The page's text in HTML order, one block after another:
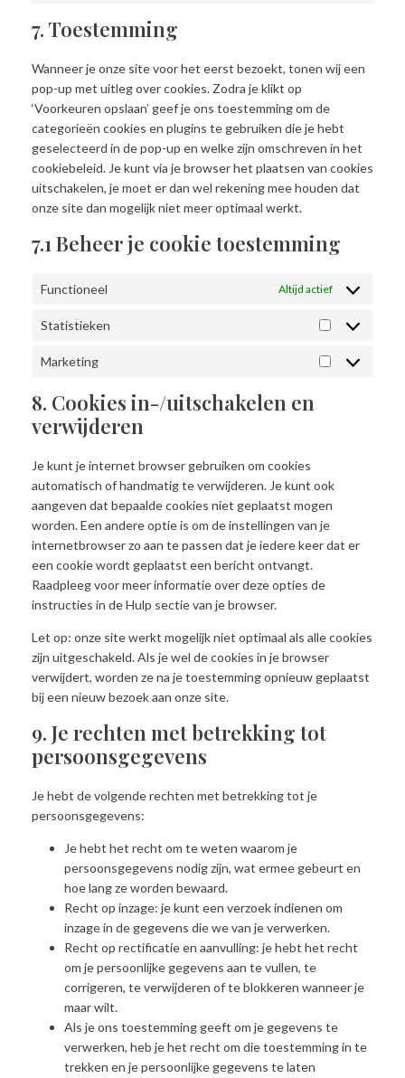
7. Toestemming
Wanneer je onze site voor het eerst bezoekt, tonen wij een
pop-up met uitleg over cookies. Zodra je klikt op
‘Voorkeuren opslaan’ geef je ons toestemming om de
categorieën cookies en plugins te gebruiken die je hebt
geselecteerd in de pop-up en welke zijn omschreven in het
cookiebeleid. Je kunt via je browser het plaatsen van cookies
uitschakelen, je moet er dan wel rekening mee houden dat
onze site dan mogelijk niet meer optimaal werkt.
7.1 Beheer je cookie toestemming
Functioneel Altijd actief
Statistieken
Statistieken
Marketing
Marketing
8. Cookies in-/uitschakelen en
verwijderen
Je kunt je internet browser gebruiken om cookies
automatisch of handmatig te verwijderen. Je kunt ook
aangeven dat bepaalde cookies niet geplaatst mogen
worden. Een andere optie is om de instellingen van je
internetbrowser zo aan te passen dat je iedere keer dat er
een cookie wordt geplaatst een bericht ontvangt.
Raadpleeg voor meer informatie over deze opties de
instructies in de Hulp sectie van je browser.
Let op: onze site werkt mogelijk niet optimaal als alle cookies
zijn uitgeschakeld. Als je wel de cookies in je browser
verwijdert, worden ze na je toestemming opnieuw geplaatst
bij een nieuw bezoek aan onze site.
9. Je rechten met betrekking tot
persoonsgegevens
Je hebt de volgende rechten met betrekking tot je
persoonsgegevens:
Je hebt het recht om te weten waarom je
persoonsgegevens nodig zijn, wat ermee gebeurt en
hoe lang ze worden bewaard.
Recht op inzage: je kunt een verzoek indienen om
inzage in de gegevens die we van je verwerken.
Recht op rectificatie en aanvulling: je hebt het recht
om je persoonlijke gegevens aan te vullen, te
corrigeren, te verwijderen of te blokkeren wanneer je
maar wilt.
Als je ons toestemming geeft om je gegevens te
verwerken, heb je het recht om die toestemming in te
trekken en je persoonlijke gegevens te laten